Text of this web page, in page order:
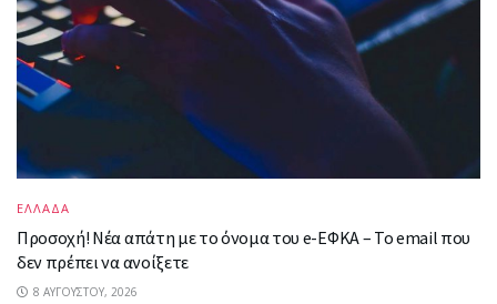
ΕΛΛΑΔΑ
Προσοχή! Νέα απάτη με το όνομα του e-ΕΦΚΑ – Το email που
δεν πρέπει να ανοίξετε
8 ΑΥΓΟΎΣΤΟΥ, 2026